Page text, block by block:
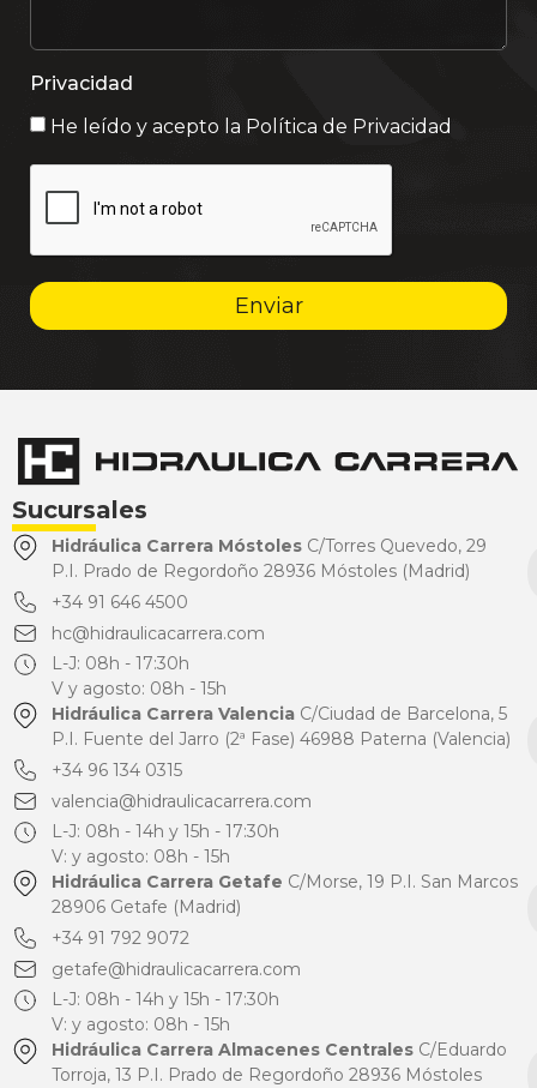
Privacidad
He leído y acepto la Política de Privacidad
Enviar
Sucursales
Hidráulica Carrera MóstolesC/Torres Quevedo, 29
P.I. Prado de Regordoño 28936 Móstoles (Madrid)
+34 91 646 4500
hc@hidraulicacarrera.com
L-J: 08h - 17:30h
V y agosto: 08h - 15h
Hidráulica Carrera ValenciaC/Ciudad de Barcelona, 5
P.I. Fuente del Jarro (2ª Fase) 46988 Paterna (Valencia)
+34 96 134 0315
valencia@hidraulicacarrera.com
L-J: 08h - 14h y 15h - 17:30h
V: y agosto: 08h - 15h
Hidráulica Carrera Getafe C/Morse, 19 P.I. San Marcos
28906 Getafe (Madrid)
+34 91 792 9072
getafe@hidraulicacarrera.com
L-J: 08h - 14h y 15h - 17:30h
V: y agosto: 08h - 15h
Hidráulica Carrera Almacenes CentralesC/Eduardo
Torroja, 13 P.I. Prado de Regordoño 28936 Móstoles